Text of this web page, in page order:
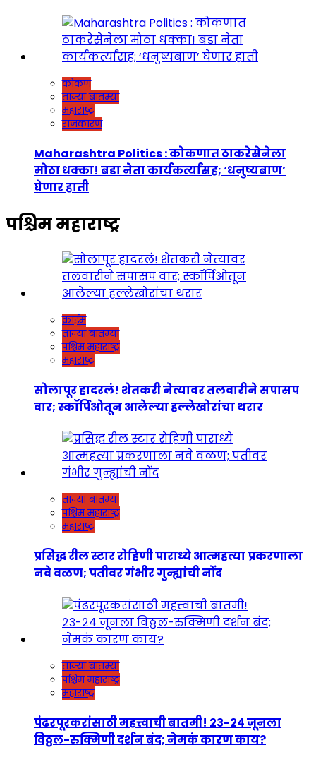
कोकण
ताज्या बातम्या
महाराष्ट्र
राजकारण
Maharashtra Politics : कोकणात ठाकरेसेनेला
मोठा धक्का! बडा नेता कार्यकर्त्यांसह; ‘धनुष्यबाण’
घेणार हाती
पश्चिम महाराष्ट्र
क्राईम
ताज्या बातम्या
पश्चिम महाराष्ट्र
महाराष्ट्र
सोलापूर हादरलं! शेतकरी नेत्यावर तलवारीने सपासप
वार; स्कॉर्पिओतून आलेल्या हल्लेखोरांचा थरार
ताज्या बातम्या
पश्चिम महाराष्ट्र
महाराष्ट्र
प्रसिद्ध रील स्टार रोहिणी पाराध्ये आत्महत्या प्रकरणाला
नवे वळण; पतीवर गंभीर गुन्ह्यांची नोंद
ताज्या बातम्या
पश्चिम महाराष्ट्र
महाराष्ट्र
पंढरपूरकरांसाठी महत्त्वाची बातमी! २३-२४ जूनला
विठ्ठल-रुक्मिणी दर्शन बंद; नेमकं कारण काय?